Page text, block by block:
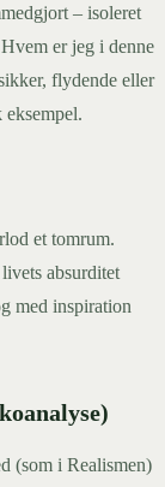
– isoleret
er jeg i denne
flydende eller
et tomrum.
absurditet
med inspiration
(som i Realismen)